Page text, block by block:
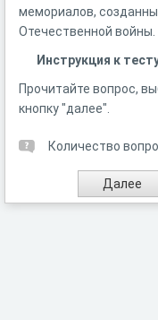
мемориалов,
Отечественной войны.
Инструкция к
Прочитайте вопрос,
кнопку "далее".
Количество